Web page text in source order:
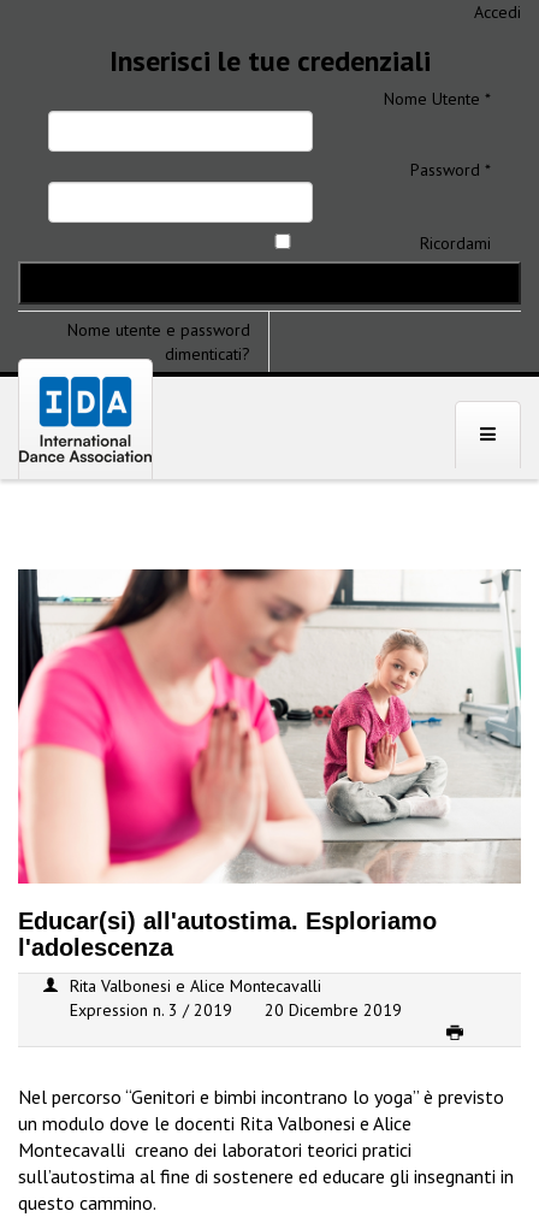
Accedi
Inserisci le tue credenziali
Nome Utente *
Password *
Ricordami
Nome utente e password
dimenticati?
Educar(si) all'autostima. Esploriamo
l'adolescenza
Rita Valbonesi e Alice Montecavalli
Expression n. 3 / 2019
20 Dicembre 2019
Nel percorso “Genitori e bimbi incontrano lo yoga” è previsto
un modulo dove le docenti Rita Valbonesi e Alice
Montecavalli creano dei laboratori teorici pratici
sull’autostima al fine di sostenere ed educare gli insegnanti in
questo cammino.